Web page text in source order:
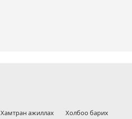
Хамтран ажиллах Холбоо барих